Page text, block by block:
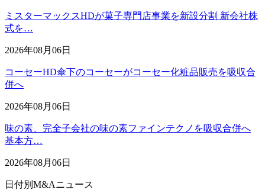
ミスターマックスHDが菓子専門店事業を新設分割 新会社株
式を…
2026年08月06日
コーセーHD傘下のコーセーがコーセー化粧品販売を吸収合
併へ
2026年08月06日
味の素、完全子会社の味の素ファインテクノを吸収合併へ
基本方…
2026年08月06日
日付別M&Aニュース